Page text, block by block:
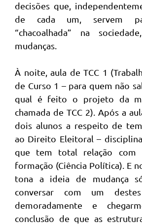
decisões que,
de cada um, servem
“chacoalhada” na
mudanças.
À noite, aula de TCC 1
de Curso 1 – para quem não
qual é feito o projeto da
chamada de TCC 2). Após a
dois alunos a respeito de
ao Direito Eleitoral –
que tem total relação com
formação (Ciência Política). E
tona a ideia de mudança
conversar com um
demoradamente e
conclusão de que as